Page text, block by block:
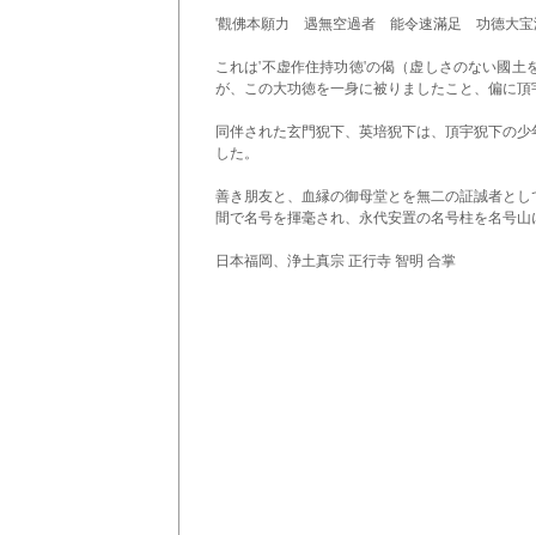
'觀佛本願力 遇無空過者 能令速滿足 功德大宝
これは'不虚作住持功徳'の偈（虚しさのない國
が、この大功徳を一身に被りましたこと、偏に
同伴された玄門猊下、英培猊下は、頂宇猊下の
した。
善き朋友と、血縁の御母堂とを無二の証誠者と
間で名号を揮毫され、永代安置の名号柱を名号
​日本福岡、浄土真宗 正行寺 智明 合掌